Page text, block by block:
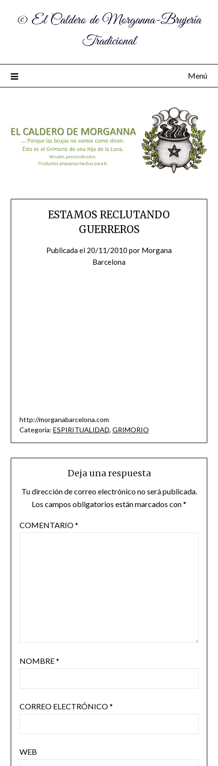
© El Caldero de Morganna-Brujería
Tradicional
Menú
ESTAMOS RECLUTANDO
GUERREROS
Publicada el 20/11/2010 por Morgana
Barcelona
http://morganabarcelona.com
Categoría: ESPIRITUALIDAD, GRIMORIO
Deja una respuesta
Tu dirección de correo electrónico no será publicada.
Los campos obligatorios están marcados con*
COMENTARIO*
NOMBRE*
CORREO ELECTRÓNICO*
WEB